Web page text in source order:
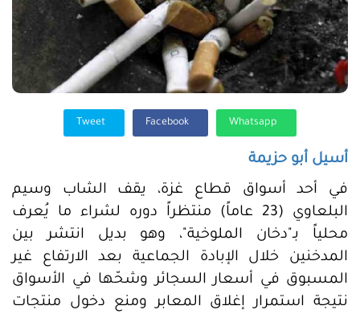
أسيل أبو حزيمة
في أحد أسواق قطاع غزة، يقف الشاب وسيم
البلعاوي (23 عاماً) منتظراً دوره لشراء ما يُعرف
محلياً بـ"دخان الملوخية"، وهو بديل انتشر بين
المدخنين خلال الإبادة الجماعية بعد الارتفاع غير
المسبوق في أسعار السجائر وشحّها في الأسواق
نتيجة استمرار إغلاق المعابر ومنع دخول منتجات